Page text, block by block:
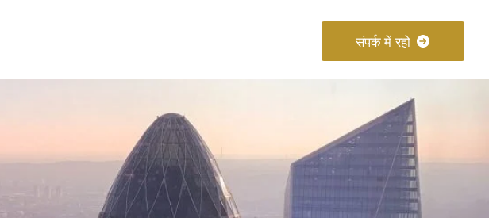
संपर्क में रहो